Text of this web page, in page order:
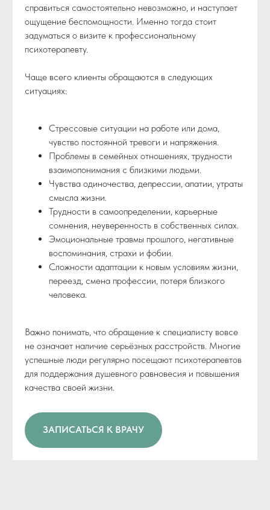
справиться самостоятельно невозможно, и наступает
ощущение беспомощности. Именно тогда стоит
задуматься о визите к профессиональному
психотерапевту.
Чаще всего клиенты обращаются в следующих
ситуациях:
Стрессовые ситуации на работе или дома,
чувство постоянной тревоги и напряжения.
Проблемы в семейных отношениях, трудности
взаимопонимания с близкими людьми.
Чувства одиночества, депрессии, апатии, утраты
смысла жизни.
Трудности в самоопределении, карьерные
сомнения, неуверенность в собственных силах.
Эмоциональные травмы прошлого, негативные
воспоминания, страхи и фобии.
Сложности адаптации к новым условиям жизни,
переезд, смена профессии, потеря близкого
человека.
Важно понимать, что обращение к специалисту вовсе
не означает наличие серьёзных расстройств. Многие
успешные люди регулярно посещают психотерапевтов
для поддержания душевного равновесия и повышения
качества своей жизни.
ЗАПИСАТЬСЯ К ВРАЧУ